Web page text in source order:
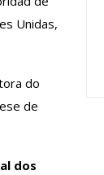
Unidas,
do
de
dos
2026